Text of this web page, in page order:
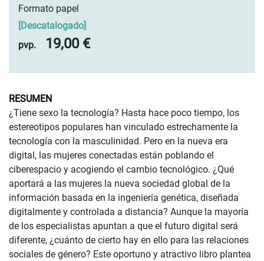
Formato papel
Descatalogado]
pvp.
19,00 €
RESUMEN
¿Tiene sexo la tecnología? Hasta hace poco tiempo, los
estereotipos populares han vinculado estrechamente la
tecnología con la masculinidad. Pero en la nueva era
digital, las mujeres conectadas están poblando el
ciberespacio y acogiendo el cambio tecnológico. ¿Qué
aportará a las mujeres la nueva sociedad global de la
información basada en la ingeniería genética, diseñada
digitalmente y controlada a distancia? Aunque la mayoría
de los especialistas apuntan a que el futuro digital será
diferente, ¿cuánto de cierto hay en ello para las relaciones
sociales de género? Este oportuno y atractivo libro plantea